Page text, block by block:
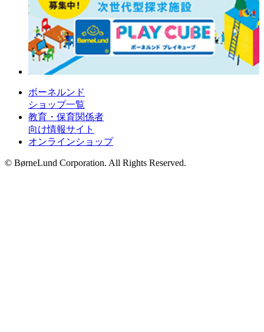
ボーネルンド
ショップ一覧
教育・保育関係者
向け情報サイト
オンラインショップ
© BørneLund Corporation. All Rights Reserved.